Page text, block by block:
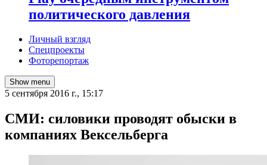
политического давления
Личный взгляд
Спецпроекты
Фоторепортаж
Show menu
5 сентября 2016 г., 15:17
СМИ: силовики проводят обыски в
компаниях Вексельберга